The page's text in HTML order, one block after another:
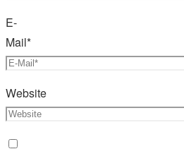
E-
Mail*
Website